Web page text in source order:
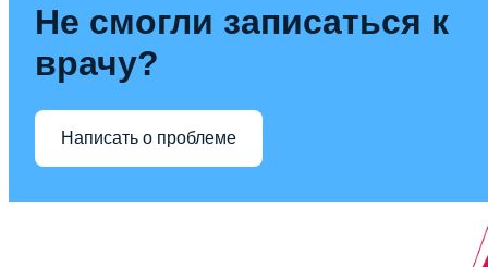
Не смогли записаться к
врачу?
Написать о проблеме